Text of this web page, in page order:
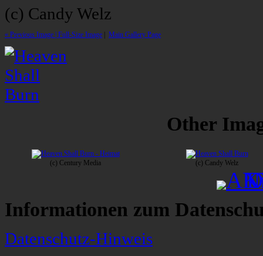
(c) Candy Welz
« Previous Image | Full-Size Image Main Gallery Page
Other
(c) Century Media (c) Candy Welz
Informationen zum
Datenschutz-Hinweis